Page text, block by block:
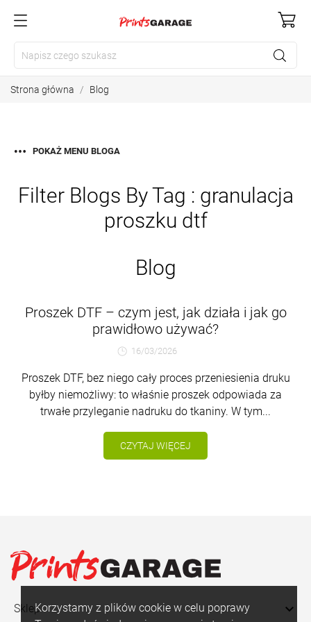
Korzystamy z plików cookie w celu poprawy
Strona główna Blog
POKAŻ MENU BLOGA
Filter Blogs By Tag : granulacja
proszku dtf
Blog
Proszek DTF – czym jest, jak działa i jak go
prawidłowo używać?
16/03/2026
Proszek DTF, bez niego cały proces przeniesienia druku
byłby niemożliwy: to właśnie proszek odpowiada za
trwałe przyleganie nadruku do tkaniny. W tym...
CZYTAJ WIĘCEJ
Sklep 